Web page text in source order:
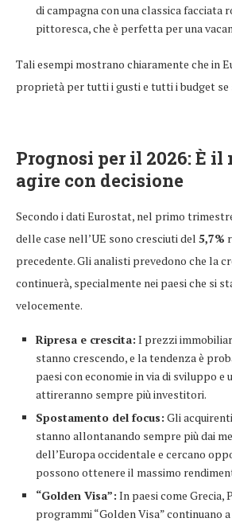
di campagna con una classica facciata
pittoresca, che è perfetta per una
Tali esempi mostrano chiaramente che in
proprietà per tutti i gusti e tutti i budget se
Prognosi per il 2026: È il
agire con decisione
Secondo i dati Eurostat, nel primo
delle case nell’UE sono cresciuti del 5,7%
precedente. Gli analisti prevedono che la
continuerà, specialmente nei paesi che si
velocemente.
Ripresa e crescita: I prezzi
stanno crescendo, e la tendenza è
paesi con economie in via di sviluppo e
attireranno sempre più investitori.
Spostamento del focus: Gli
stanno allontanando sempre più dai
dell’Europa occidentale e cercano
possono ottenere il massimo
“Golden Visa”: In paesi come Grecia,
programmi “Golden Visa” continuano